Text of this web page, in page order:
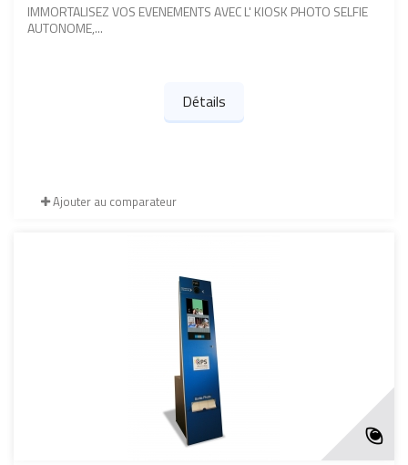
IMMORTALISEZ VOS EVENEMENTS AVEC L' KIOSK PHOTO SELFIE
AUTONOME,...
Détails
Ajouter au comparateur